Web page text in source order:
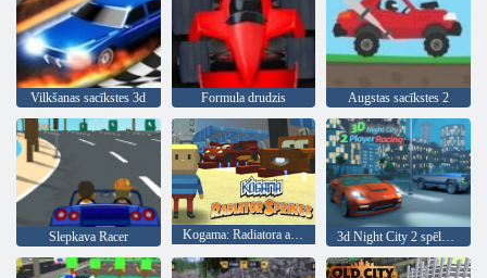
Vilkšanas sacīkstes 3d Formula drudzis Augstas sacīkstes 2
Slepkava Racer Kogama: Radiatora avoti 3d Night City 2 spēlētāju sacīkstes